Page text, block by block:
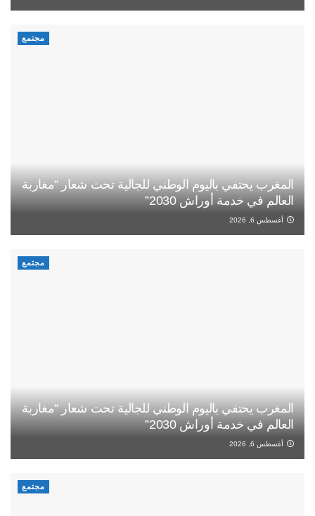
مجتمع
المغرب يحتفي باليوم الوطني للجالية تحت شعار “مغاربة
العالم في خدمة أوراش 2030”
أغسطس 6, 2026
مجتمع
المغرب يحتفي باليوم الوطني للجالية تحت شعار “مغاربة
العالم في خدمة أوراش 2030”
أغسطس 6, 2026
مجتمع